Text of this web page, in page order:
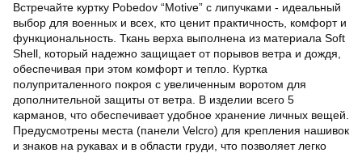
Встречайте куртку Pobedov “Motive” с липучками - идеальный
выбор для военных и всех, кто ценит практичность, комфорт и
функциональность. Ткань верха выполнена из материала Soft
Shell, который надежно защищает от порывов ветра и дождя,
обеспечивая при этом комфорт и тепло. Куртка
полуприталенного покроя с увеличенным воротом для
дополнительной защиты от ветра. В изделии всего 5
карманов, что обеспечивает удобное хранение личных вещей.
Предусмотрены места (панели Velcro) для крепления нашивок
и знаков на рукавах и в области груди, что позволяет легко